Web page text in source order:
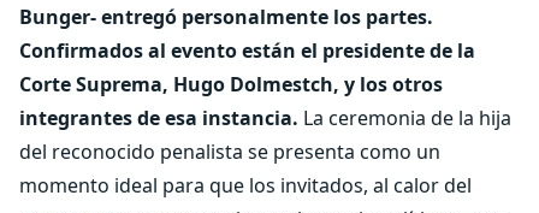
Bunger- entregó personalmente los partes.
Confirmados al evento están el presidente de la
Corte Suprema, Hugo Dolmestch, y los otros
integrantes de esa instancia. La ceremonia de la hija
del reconocido penalista se presenta como un
momento ideal para que los invitados, al calor del